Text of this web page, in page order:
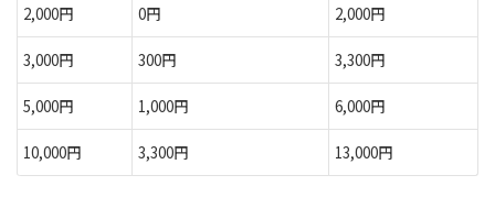
2,000円 0円 2,000円
3,000円 300円 3,300円
5,000円 1,000円 6,000円
10,000円 3,300円 13,000円